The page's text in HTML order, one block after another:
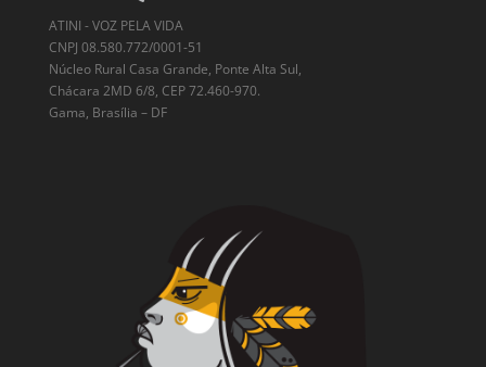
ATINI - VOZ PELA VIDA
CNPJ 08.580.772/0001-51
Núcleo Rural Casa Grande, Ponte Alta Sul,
Chácara 2MD 6/8, CEP 72.460-970.
Gama, Brasília – DF